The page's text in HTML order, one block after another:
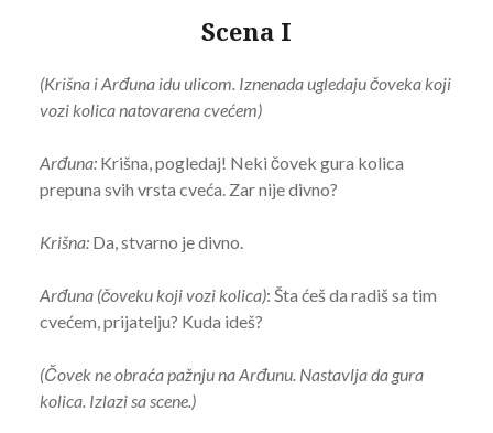
Scena I
(Krišna i Arđuna idu ulicom. Iznenada ugledaju čoveka koji
vozi kolica natovarena cvećem)
Arđuna:Krišna, pogledaj! Neki čovek gura kolica
prepuna svih vrsta cveća. Zar nije divno?
Krišna:Da, stvarno je divno.
Arđuna (čoveku koji vozi kolica): Šta ćeš da radiš sa tim
cvećem, prijatelju? Kuda ideš?
(Čovek ne obraća pažnju na Arđunu. Nastavlja da gura
kolica. Izlazi sa scene.)